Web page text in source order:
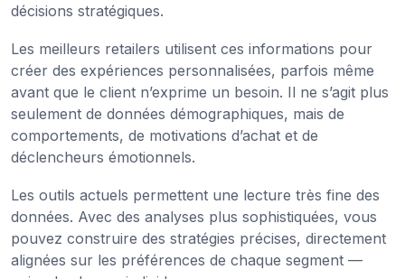
décisions stratégiques.
Les meilleurs retailers utilisent ces informations pour
créer des expériences personnalisées, parfois même
avant que le client n’exprime un besoin. Il ne s’agit plus
seulement de données démographiques, mais de
comportements, de motivations d’achat et de
déclencheurs émotionnels.
Les outils actuels permettent une lecture très fine des
données. Avec des analyses plus sophistiquées, vous
pouvez construire des stratégies précises, directement
alignées sur les préférences de chaque segment —